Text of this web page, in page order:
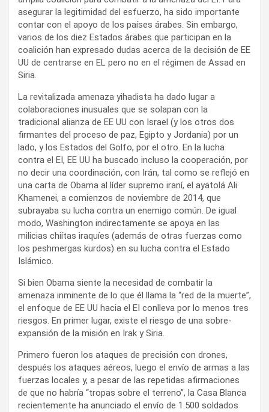
asegurar la legitimidad del esfuerzo, ha sido importante
contar con el apoyo de los países árabes. Sin embargo,
varios de los diez Estados árabes que participan en la
coalición han expresado dudas acerca de la decisión de EE
UU de centrarse en EL pero no en el régimen de Assad en
Siria.
La revitalizada amenaza yihadista ha dado lugar a
colaboraciones inusuales que se solapan con la
tradicional alianza de EE UU con Israel (y los otros dos
firmantes del proceso de paz, Egipto y Jordania) por un
lado, y los Estados del Golfo, por el otro. En la lucha
contra el EI, EE UU ha buscado incluso la cooperación, por
no decir una coordinación, con Irán, tal como se reflejó en
una carta de Obama al líder supremo iraní, el ayatolá Ali
Khamenei, a comienzos de noviembre de 2014, que
subrayaba su lucha contra un enemigo común. De igual
modo, Washington indirectamente se apoya en las
milicias chiítas iraquíes (además de otras fuerzas como
los peshmergas kurdos) en su lucha contra el Estado
Islámico.
Si bien Obama siente la necesidad de combatir la
amenaza inminente de lo que él llama la “red de la muerte”,
el enfoque de EE UU hacia el EI conlleva por lo menos tres
riesgos. En primer lugar, existe el riesgo de una sobre-
expansión de la misión en Irak y Siria.
Primero fueron los ataques de precisión con drones,
después los ataques aéreos, luego el envío de armas a las
fuerzas locales y, a pesar de las repetidas afirmaciones
de que no habría “tropas sobre el terreno”, la Casa Blanca
recientemente ha anunciado el envío de 1.500 soldados